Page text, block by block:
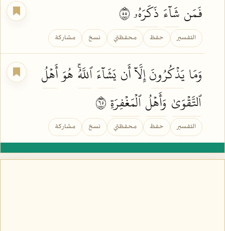
فَمَن شَآءَ ذَكَرَهُۥ
التفسير حفظ محفظتي نسخ مشاركة
وَمَا يَذۡكُرُونَإِلَّآ أَن يَشَآءَٱللَّهُۚ هُوَأَهۡلُ
ٱلتَّقۡوَىٰ وَأَهۡلُٱلۡمَغۡفِرَةِ
التفسير حفظ محفظتي نسخ مشاركة